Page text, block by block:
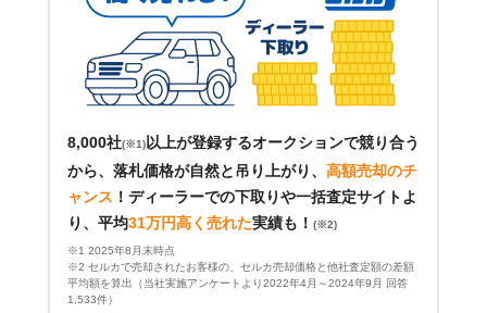
8,000社(※1) 以上が登録するオークションで競り合う
から、落札価格が自然と吊り上がり、 高額売却のチ
ャンス ！ ディーラーでの下取りや一括査定サイトよ
り、平均31万円高く売れた実績も！ (※2)
※1 2025年8月末時点
※2 セルカで売却されたお客様の、セルカ売却価格と他社査定額の差額
平均額を算出（当社実施アンケートより2022年4月～2024年9月 回答
1,533件）